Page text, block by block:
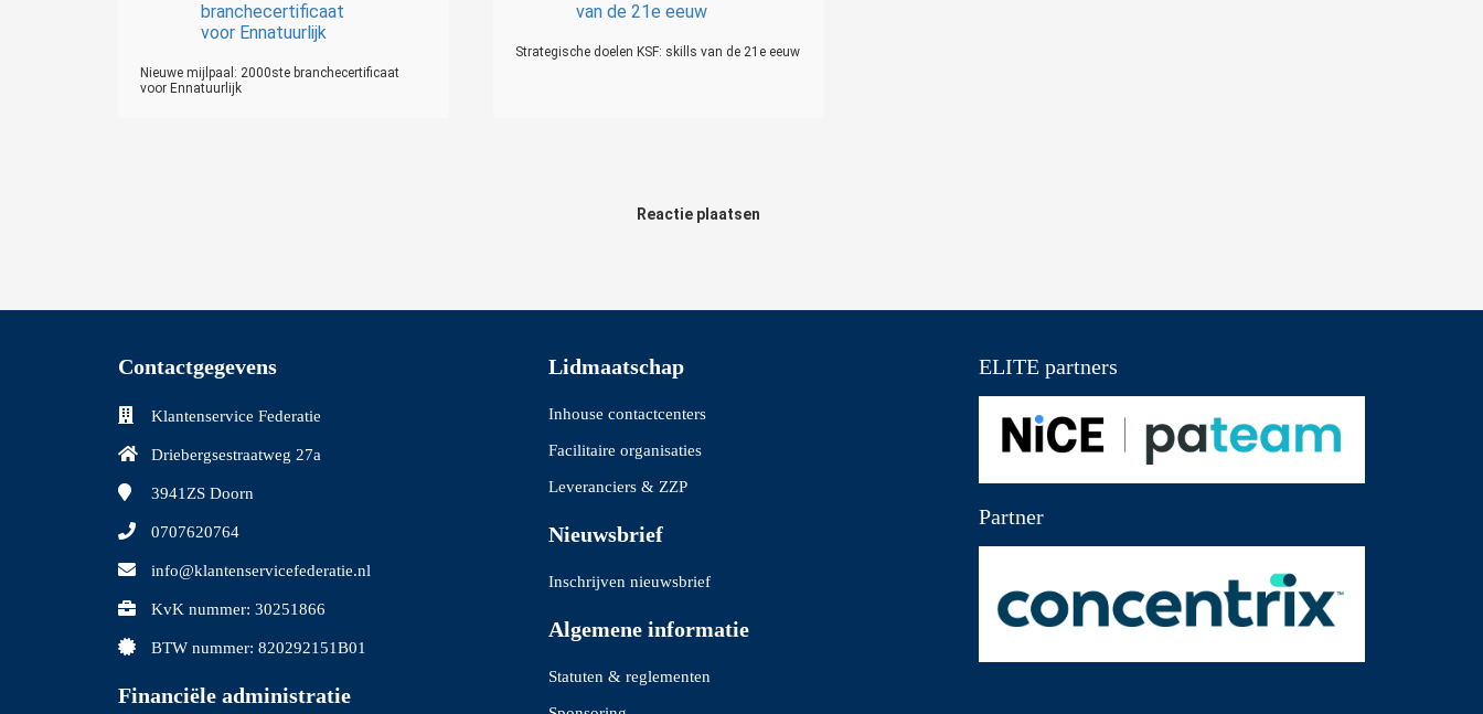
Nieuwe mijlpaal: 2000ste branchecertificaat
voor Ennatuurlijk
Strategische doelen KSF: skills van de 21e eeuw
Reactie plaatsen
Contactgegevens
Klantenservice Federatie
Driebergsestraatweg 27a
3941ZS Doorn
0707620764
info@klantenservicefederatie.nl
KvK nummer: 30251866
BTW nummer: 820292151B01
Financiële administratie
Lidmaatschap
Inhouse contactcenters
Facilitaire organisaties
Leveranciers & ZZP
Nieuwsbrief
Inschrijven nieuwsbrief
Algemene informatie
Statuten & reglementen
ELITE partners
Partner